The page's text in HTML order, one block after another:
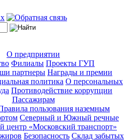
О предприятии
Филиалы Проекты ГУП
партнеры Награды и премии
политика О персональных
Противодействие коррупции
Пассажирам
пользования наземным
Северный и Южный речные
центр «Московский транспорт»
Безопасность Склад забытых